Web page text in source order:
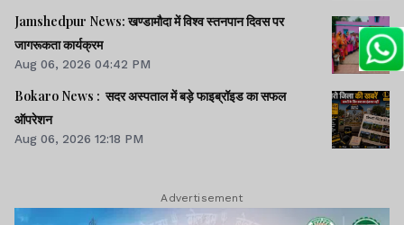
Jamshedpur News: खण्डामौदा में विश्व स्तनपान दिवस पर
जागरूकता कार्यक्रम
Aug 06, 2026 04:42 PM
Bokaro News : सदर अस्पताल में बड़े फाइब्रॉइड का सफल
ऑपरेशन
Aug 06, 2026 12:18 PM
Advertisement